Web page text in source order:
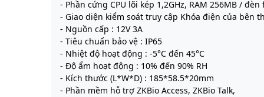
- Phần cứng CPU lõi kép 1,2GHz, RAM 256MB /
- Giao diện kiểm soát truy cập Khóa điện của bên
- Nguồn cấp : 12V 3A
- Tiêu chuẩn bảo vệ : IP65
- Nhiệt độ hoạt động : -5°C đến 45°C
- Độ ẩm hoạt động : 10% đến 90% RH
- Kích thước (L*W*D) : 185*58.5*20mm
- Phần mềm hỗ trợ ZKBio Access, ZKBio Talk,